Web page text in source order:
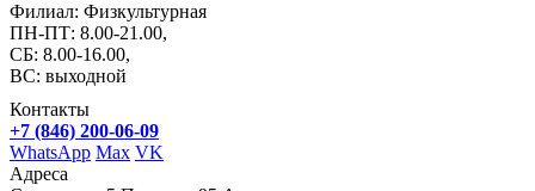
Филиал: Физкультурная
ПН-ПТ: 8.00-21.00,
СБ: 8.00-16.00,
ВС: выходной
Контакты
+7 (846) 200-06-09
WhatsApp Max VK
Адреса